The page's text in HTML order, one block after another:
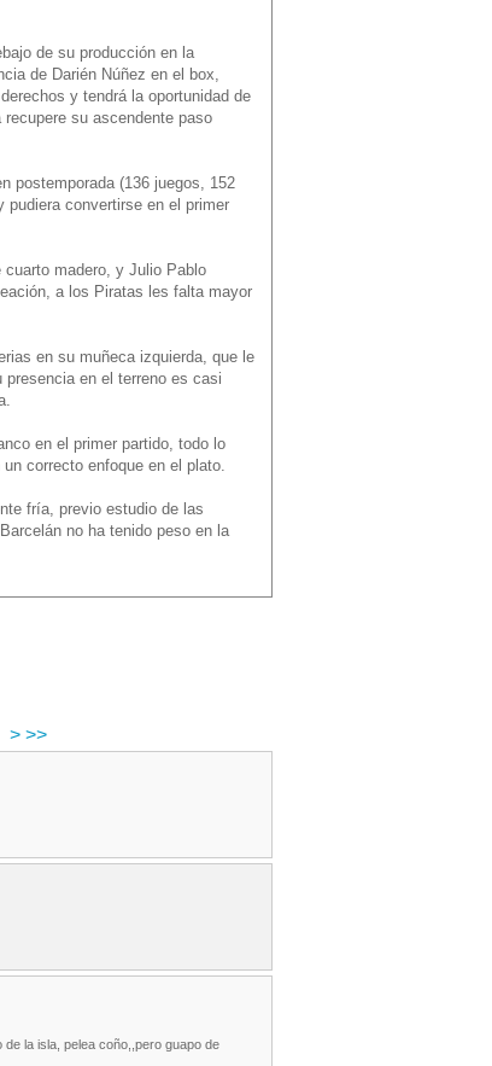
de su producción en la
de Darién Núñez en el box,
y tendrá la oportunidad de
su ascendente paso
postemporada (136 juegos, 152
convertirse en el primer
madero, y Julio Pablo
a los Piratas les falta mayor
en su muñeca izquierda, que le
en el terreno es casi
en el primer partido, todo lo
correcto enfoque en el plato.
fría, previo estudio de las
no ha tenido peso en la
> >>
la isla, pelea coño,,pero guapo de